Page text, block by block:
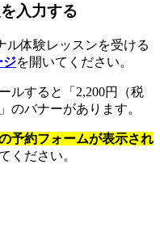
入力する
ル体験レッスンを受ける
ジを開いてください。
ルすると「2,200円（税
のバナーがあります。
予約フォームが表示され
ください。